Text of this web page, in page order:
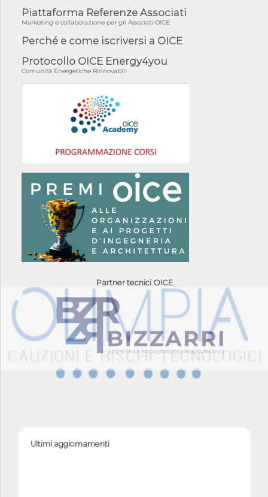
Piattaforma Referenze Associati
Marketing e collaborazione per gli Associati OICE
Perché e come iscriversi a OICE
Protocollo OICE Energy4you
Comunità Energetiche Rinnovabili
Partner tecnici OICE
Ultimi aggiornamenti